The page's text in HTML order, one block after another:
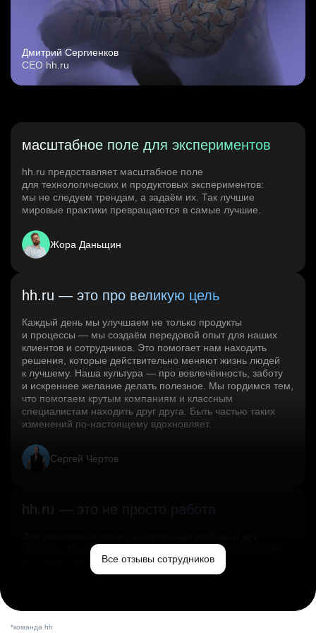
Дмитрий Сергиенков
CEO hh.ru
масштабное поле для экспериментов
hh.ru предоставляет масштабное поле
для технологических и продуктовых экспериментов:
мы не следуем трендам, а задаём их. Так лучшие
мировые практики превращаются в самые лучшие.
Жора Даньщин
hh.ru — это про великую цель
Каждый день мы улучшаем не только продукты
и процессы — мы создаём передовой опыт для наших
клиентов и сотрудников. Это помогает нам находить
решения, которые действительно меняют жизнь людей
к лучшему. Наша культура — про вовлечённость, заботу
и искреннее желание делать полезное. Мы гордимся тем,
что помогаем крутым компаниям и классным
специалистам находить друг друга. Быть частью таких
изменений по‑настоящему вдохновляет.
Сергей Чертов
hh.ru — это не просто работа
свободы. Мы помогаем миру и создаём лучший сервис
по поиску работы в стране.Все отзывы сотрудников
*команда hh